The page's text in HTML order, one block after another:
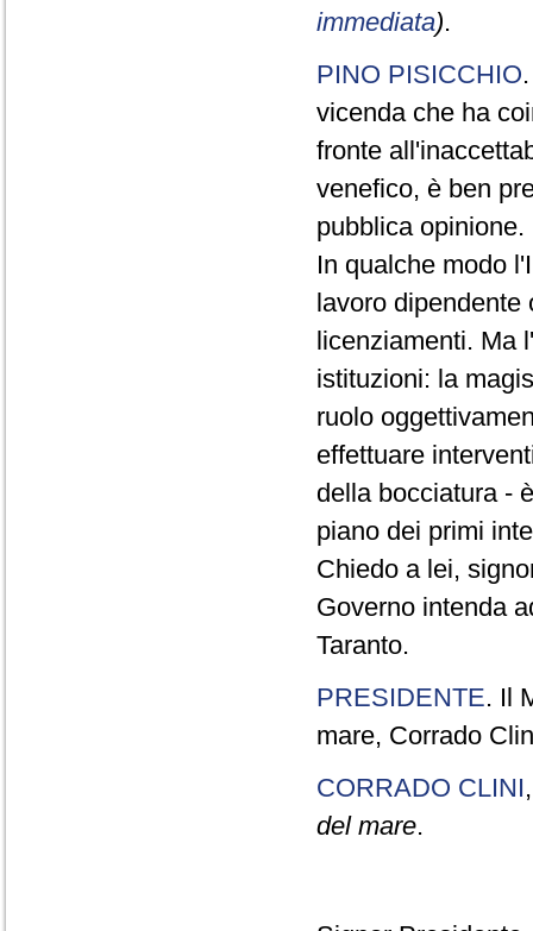
immediata).
PINO PISICCHIO
vicenda che ha
fronte
venefico, è ben
pubblica opinione.
In qualche modo
lavoro dipendente
licenziamenti. Ma
istituzioni: la
ruolo
effettuare
della bocciatura -
piano dei primi
Chiedo a lei,
Governo intenda
Taranto.
PRESIDENTE. Il
mare, Corrado
CORRADO CLINI
del mare.